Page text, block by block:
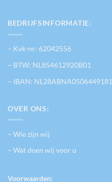
BEDRIJFSINFORMATIE:
– Kvk-nr: 62042556
– BTW: NL854612920B01
– IBAN: NL28ABNA0506449181
OVER ONS:
– Wie zijn wij
– Wat doen wij voor u
Voorwaarden: